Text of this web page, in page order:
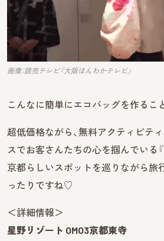
画像：読売テレビ『大阪ほんわかテレビ』
こんなに簡単にエコバッグを作るこ
超低価格ながら、無料アクティビテ
スでお客さんたちの心を掴んでいる『
京都らしいスポットを巡りながら旅
ったりですね♡
＜詳細情報＞
星野リゾート OMO3京都東寺